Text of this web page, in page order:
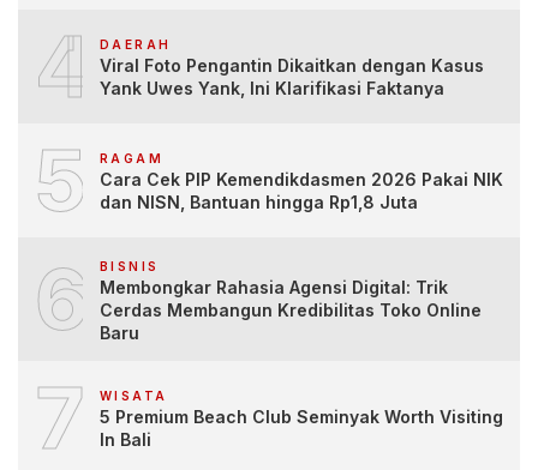
4 DAERAH
Viral Foto Pengantin Dikaitkan dengan Kasus
Yank Uwes Yank, Ini Klarifikasi Faktanya
5 RAGAM
Cara Cek PIP Kemendikdasmen 2026 Pakai NIK
dan NISN, Bantuan hingga Rp1,8 Juta
6 BISNIS
Membongkar Rahasia Agensi Digital: Trik
Cerdas Membangun Kredibilitas Toko Online
Baru
7 WISATA
5 Premium Beach Club Seminyak Worth Visiting
In Bali